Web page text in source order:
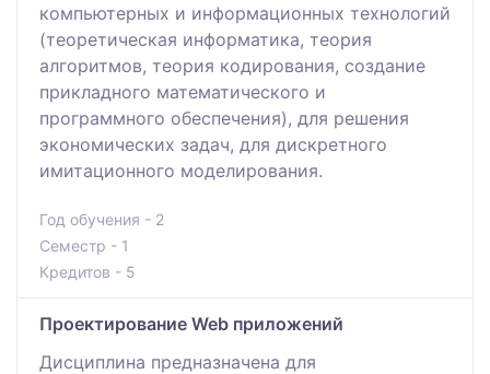
компьютерных и информационных технологий
(теоретическая информатика, теория
алгоритмов, теория кодирования, создание
прикладного математического и
программного обеспечения), для решения
экономических задач, для дискретного
имитационного моделирования.
Год обучения - 2
Семестр - 1
Кредитов - 5
Проектирование Web приложений
Дисциплина предназначена для